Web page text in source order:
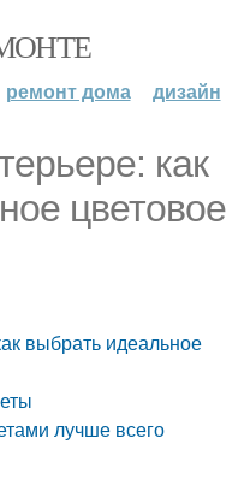
ремонт дома дизайн
как
цветовое
выбрать идеальное
лучше всего